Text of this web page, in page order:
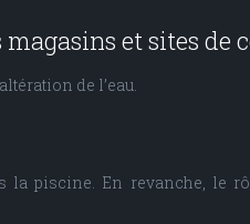
et sites de
de l’eau.
la piscine. En revanche, le